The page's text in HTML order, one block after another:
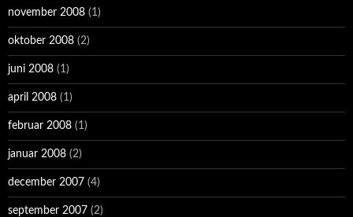
november 2008 (1)
oktober 2008 (2)
juni 2008 (1)
april 2008 (1)
februar 2008 (1)
januar 2008 (2)
december 2007 (4)
september 2007 (2)